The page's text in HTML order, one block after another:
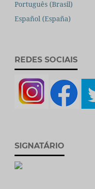
Português (Brasil)
Español (España)
REDES SOCIAIS
SIGNATÁRIO